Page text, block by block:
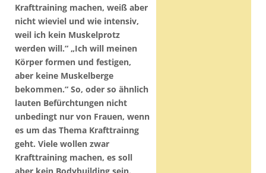
Krafttraining machen, weiß aber
nicht wieviel und wie intensiv,
weil ich kein Muskelprotz
werden will.“ „Ich will meinen
Körper formen und festigen,
aber keine Muskelberge
bekommen.“ So, oder so ähnlich
lauten Befürchtungen nicht
unbedingt nur von Frauen, wenn
es um das Thema Krafttrainng
geht. Viele wollen zwar
Krafttraining machen, es soll